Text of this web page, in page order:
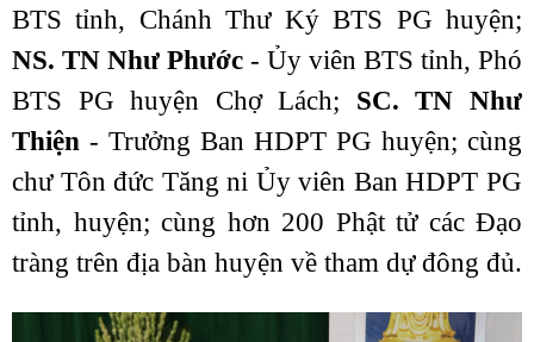
BTS tỉnh, Chánh Thư Ký BTS PG huyện;
NS. TN Như Phước - Ủy viên BTS tỉnh, Phó
BTS PG huyện Chợ Lách; SC. TN Như
Thiện - Trưởng Ban HDPT PG huyện; cùng
chư Tôn đức Tăng ni Ủy viên Ban HDPT PG
tỉnh, huyện; cùng hơn 200 Phật tử các Đạo
tràng trên địa bàn huyện về tham dự đông đủ.